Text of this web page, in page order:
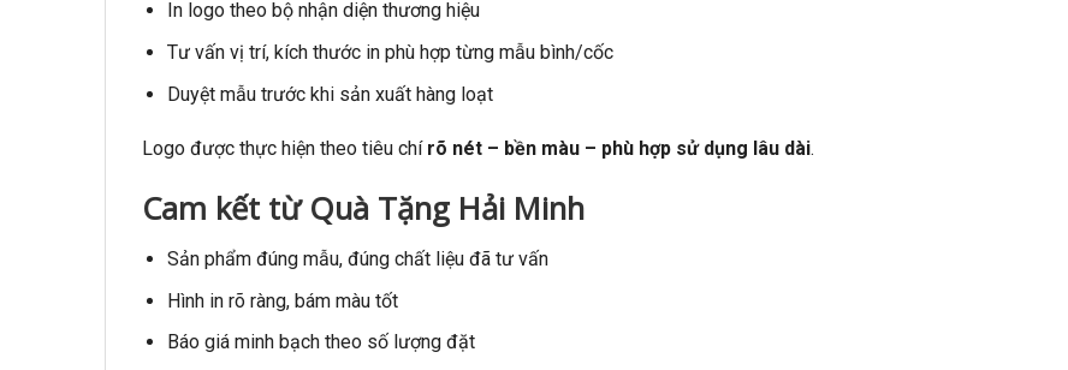
In logo theo bộ nhận diện thương hiệu
Tư vấn vị trí, kích thước in phù hợp từng mẫu bình/cốc
Duyệt mẫu trước khi sản xuất hàng loạt
Logo được thực hiện theo tiêu chí rõ nét – bền màu – phù hợp sử dụng lâu dài.
Cam kết từ Quà Tặng Hải Minh
Sản phẩm đúng mẫu, đúng chất liệu đã tư vấn
Hình in rõ ràng, bám màu tốt
Báo giá minh bạch theo số lượng đặt